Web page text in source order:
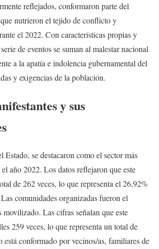
reflejados, conformaron parte del
nutrieron el tejido de conflicto y
el 2022. Con características propias y
de eventos se suman al malestar nacional
a la apatía e indolencia gubernamental del
y exigencias de la población.
y sus
Estado, se destacaron como el sector más
año 2022. Los datos reflejaron que este
de 262 veces, lo que representa el 26,92%
comunidades organizadas fueron el
movilizado. Las cifras señalan que este
259 veces, lo que representa un total de
está conformado por vecinos/as, familiares de